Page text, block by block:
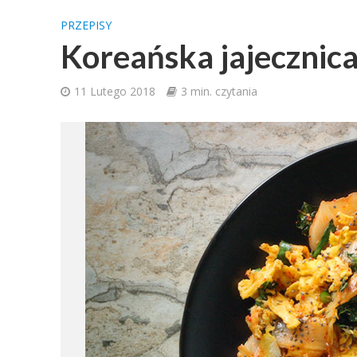
PRZEPISY
Koreańska
11 Lutego 2018 3 min. czytania